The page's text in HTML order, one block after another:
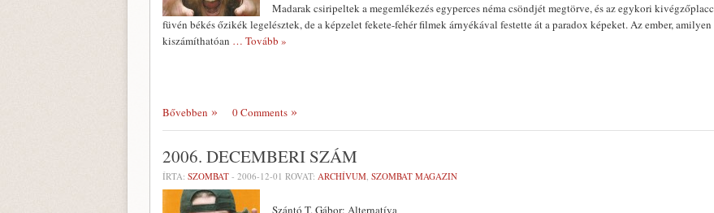
Madarak csiripeltek a megemlékezés egy­perces néma csöndjét megtörve, és az egykori kivégzőplacc
füvén békés őzi­kék legelésztek, de a képzelet fekete-fe­hér filmek árnyékával festette át a para­dox képeket. Az ember, amilyen
kiszá­míthatóan … Tovább »
Bővebben 0 Comments
2006. DECEMBERI SZÁM
ÍRTA: SZOMBAT - 2006-12-01 ROVAT: ARCHÍVUM, SZOMBAT MAGAZIN
Szántó T. Gábor: Alternatíva